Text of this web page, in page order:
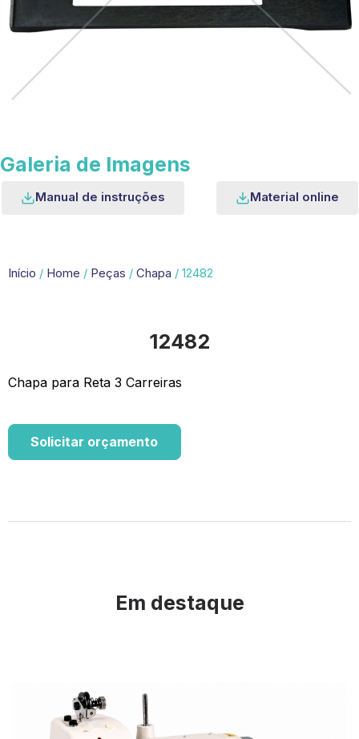
Galeria de Imagens
Manual de instruções Material online
Início / Home / Peças / Chapa / 12482
12482
Chapa para Reta 3 Carreiras
Solicitar orçamento
Em destaque